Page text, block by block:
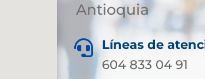
Antioquia

Líneas de
604 833 04 91